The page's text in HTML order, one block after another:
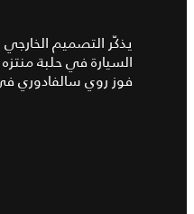
يذكّر التصميم الخارجي
السيارة في حلبة
فوز روي سالفادوري